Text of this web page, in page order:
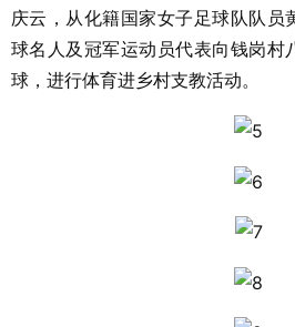
庆云，从化籍国家女子足球队队员
球名人及冠军运动员代表向钱岗村
球，进行体育进乡村支教活动。